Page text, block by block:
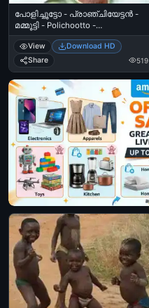
പോളിച്ചൂട്ടോ - പ്രാഞ്ചിയേട്ടന്‍ -
മമ്മൂട്ടി - Polichootto -
Pranchiyettan - Mammootti
View
Download HD
Share
519